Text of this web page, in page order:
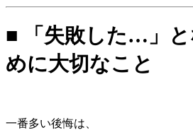
■ 「失敗した…」
めに大切なこと
一番多い後悔は、